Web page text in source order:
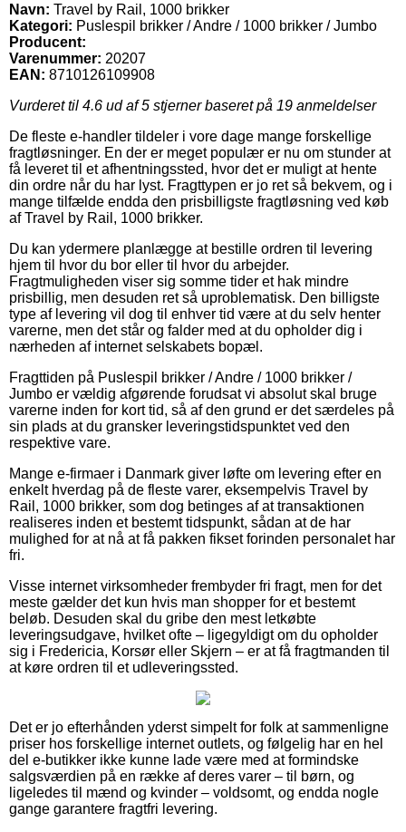
Navn: Travel by Rail, 1000 brikker
Kategori: Puslespil brikker / Andre / 1000 brikker / Jumbo
Producent:
Varenummer: 20207
EAN: 8710126109908
Vurderet til 4.6 ud af 5 stjerner baseret på 19 anmeldelser
De fleste e-handler tildeler i vore dage mange forskellige
fragtløsninger. En der er meget populær er nu om stunder at
få leveret til et afhentningssted, hvor det er muligt at hente
din ordre når du har lyst. Fragttypen er jo ret så bekvem, og i
mange tilfælde endda den prisbilligste fragtløsning ved køb
af Travel by Rail, 1000 brikker.
Du kan ydermere planlægge at bestille ordren til levering
hjem til hvor du bor eller til hvor du arbejder.
Fragtmuligheden viser sig somme tider et hak mindre
prisbillig, men desuden ret så uproblematisk. Den billigste
type af levering vil dog til enhver tid være at du selv henter
varerne, men det står og falder med at du opholder dig i
nærheden af internet selskabets bopæl.
Fragttiden på Puslespil brikker / Andre / 1000 brikker /
Jumbo er vældig afgørende forudsat vi absolut skal bruge
varerne inden for kort tid, så af den grund er det særdeles på
sin plads at du gransker leveringstidspunktet ved den
respektive vare.
Mange e-firmaer i Danmark giver løfte om levering efter en
enkelt hverdag på de fleste varer, eksempelvis Travel by
Rail, 1000 brikker, som dog betinges af at transaktionen
realiseres inden et bestemt tidspunkt, sådan at de har
mulighed for at nå at få pakken fikset forinden personalet har
fri.
Visse internet virksomheder frembyder fri fragt, men for det
meste gælder det kun hvis man shopper for et bestemt
beløb. Desuden skal du gribe den mest letkøbte
leveringsudgave, hvilket ofte – ligegyldigt om du opholder
sig i Fredericia, Korsør eller Skjern – er at få fragtmanden til
at køre ordren til et udleveringssted.
Det er jo efterhånden yderst simpelt for folk at sammenligne
priser hos forskellige internet outlets, og følgelig har en hel
del e-butikker ikke kunne lade være med at formindske
salgsværdien på en række af deres varer – til børn, og
ligeledes til mænd og kvinder – voldsomt, og endda nogle
gange garantere fragtfri levering.